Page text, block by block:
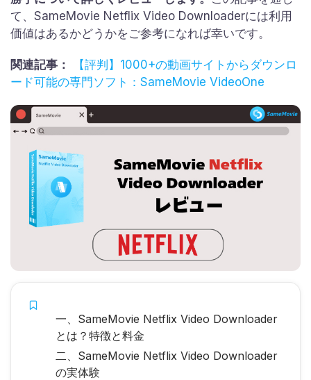
て、SameMovie Netflix Video Downloaderには利用
価値はあるかどうかをご参考になれば幸いです。
関連記事：
【評判】1000+の動画サイトからダウンロ
ード可能の専門ソフト：SameMovie VideoOne
一、SameMovie Netflix Video Downloader
とは？特徴と料金
二、SameMovie Netflix Video Downloader
の実体験